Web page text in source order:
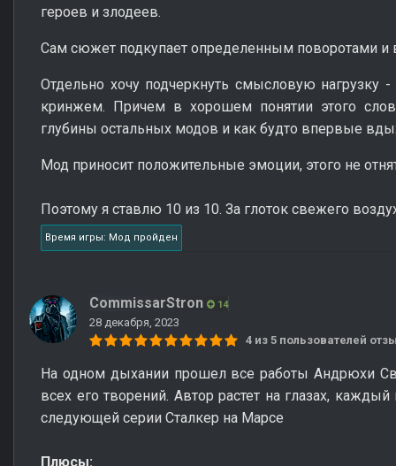
героев и злодеев.
Сам сюжет подкупает определенным поворотами и
Отдельно хочу подчеркнуть смысловую нагрузку
кринжем. Причем в хорошем понятии этого
глубины остальных модов и как будто впервые
Мод приносит положительные эмоции, этого не
Поэтому я ставлю 10 из 10. За глоток свежего
Время игры: Мод пройден
CommissarStron 14
28 декабря, 2023
4 из 5 пользователей
На одном дыхании прошел все работы Андрюхи
всех его творений. Автор растет на глазах,
следующей серии Сталкер на Марсе
Плюсы: